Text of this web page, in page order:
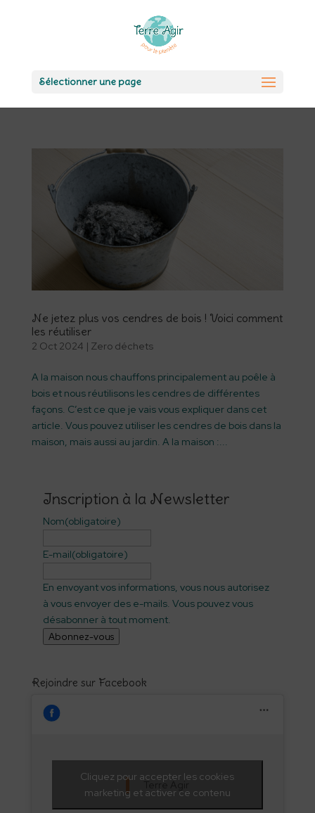
Sélectionner une page
Ne jetez plus vos cendres de bois ! Voici comment
les réutiliser
2 Oct 2024 | Zero déchets
A la maison nous chauffons principalement au poêle à
bois et nous réutilisons les cendres de différentes
façons. C’est ce que je vais vous expliquer dans cet
article. Vous pouvez utiliser les cendres de bois dans la
maison, mais aussi au jardin. A la maison :...
Inscription à la Newsletter
Nom(obligatoire)
E-mail(obligatoire)
En envoyant vos informations, vous nous autorisez
à vous envoyer des e-mails. Vous pouvez vous
désabonner à tout moment.
Abonnez-vous
Rejoindre sur Facebook
Terre Agir
Cliquez pour accepter les cookies
marketing et activer ce contenu